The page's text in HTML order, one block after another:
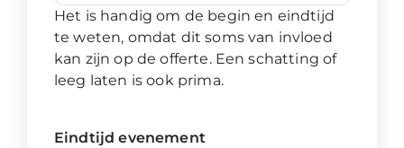
Het is handig om de begin en eindtijd
te weten, omdat dit soms van invloed
kan zijn op de offerte. Een schatting of
leeg laten is ook prima.
Eindtijd evenement